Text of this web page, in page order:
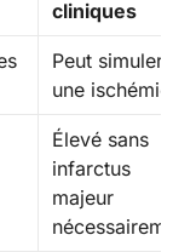
cliniques
Peut simuler
une ischémie
Élevé sans
infarctus
majeur